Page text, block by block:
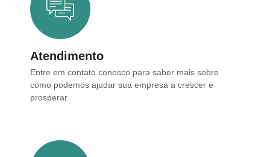
Atendimento
Entre em contato conosco para saber mais sobre
como podemos ajudar sua empresa a crescer e
prosperar.